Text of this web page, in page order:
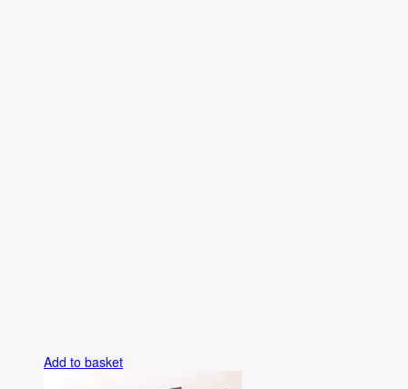
Add to basket